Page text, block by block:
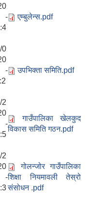
-
एम्बुलेन्स.pdf
0
-
उपभिक्ता समिति.pdf
2
-
गाउँपालिका खेलकुद
विकास समिति गठन.pdf
2
-
गोलन्जोर गाउँपालिका
शिक्षा नियमावली तेस्रो
संसोधन .pdf